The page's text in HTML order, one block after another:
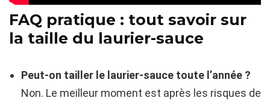
FAQ pratique : tout savoir sur
la taille du laurier-sauce
Peut-on tailler le laurier-sauce toute l’année ?
Non. Le meilleur moment est après les risques de